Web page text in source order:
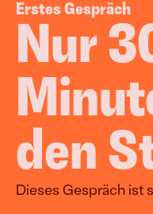
Erstes Gespräch
Nur
den
Dieses Gespräch ist